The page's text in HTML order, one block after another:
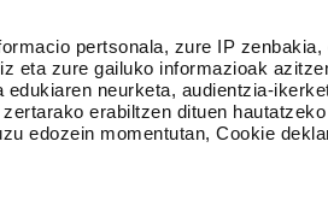
pertsonala, zure IP
eta zure gailuko informazioak
neurketa, audientzia-
erabiltzen dituen
edozein momentutan, Cookie